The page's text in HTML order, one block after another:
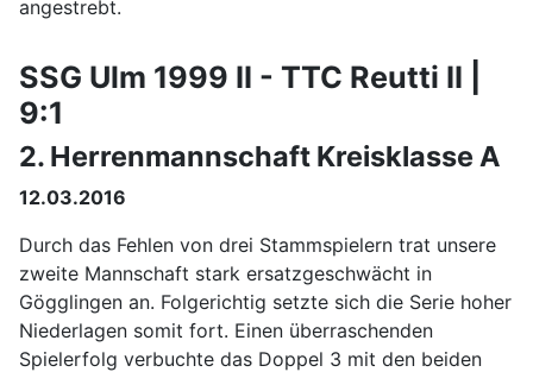
angestrebt.
SSG Ulm 1999 II - TTC Reutti II |
9:1
2. Herrenmannschaft Kreisklasse A
12.03.2016
Durch das Fehlen von drei Stammspielern trat unsere
zweite Mannschaft stark ersatzgeschwächt in
Gögglingen an. Folgerichtig setzte sich die Serie hoher
Niederlagen somit fort. Einen überraschenden
Spielerfolg verbuchte das Doppel 3 mit den beiden